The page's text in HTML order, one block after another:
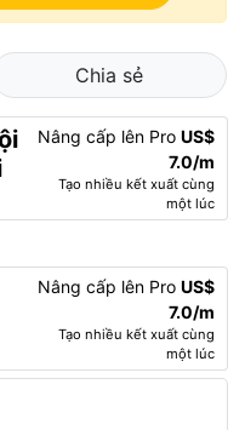
Chia sẻ
Nâng cấp lên Pro US$
7.0/m
Tạo nhiều kết xuất cùng
một lúc
Nâng cấp lên Pro US$
7.0/m
Tạo nhiều kết xuất cùng
một lúc